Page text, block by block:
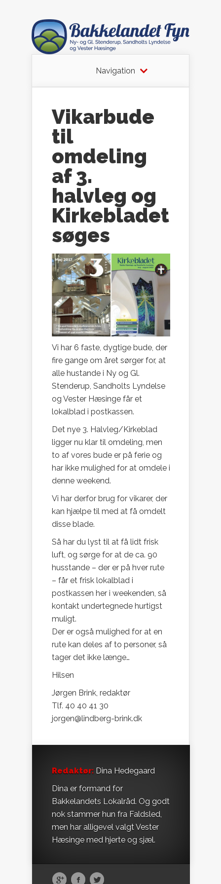
Navigation
Vikarbude
til
omdeling
af 3.
halvleg og
Kirkebladet
søges
Vi har 6 faste, dygtige bude, der
fire gange om året sørger for, at
alle hustande i Ny og Gl.
Stenderup, Sandholts Lyndelse
og Vester Hæsinge får et
lokalblad i postkassen.
Det nye 3. Halvleg/Kirkeblad
ligger nu klar til omdeling, men
to af vores bude er på ferie og
har ikke mulighed for at omdele i
denne weekend.
Vi har derfor brug for vikarer, der
kan hjælpe til med at få omdelt
disse blade.
Så har du lyst til at få lidt frisk
luft, og sørge for at de ca. 90
husstande – der er på hver rute
– får et frisk lokalblad i
postkassen her i weekenden, så
kontakt undertegnede hurtigst
muligt.
Der er også mulighed for at en
rute kan deles af to personer, så
tager det ikke længe…
Hilsen
Jørgen Brink, redaktør
Tlf. 40 40 41 30
jorgen@lindberg-brink.dk
Redaktør: Dina Hedegaard
Dina er formand for
Bakkelandets Lokalråd. Og godt
nok stammer hun fra Faldsled,
men har alligevel valgt Vester
Hæsinge med hjerte og sjæl.